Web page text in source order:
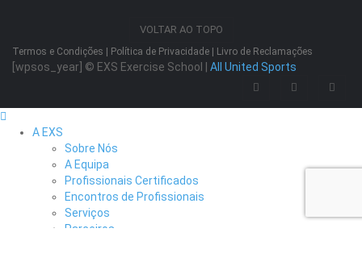
VOLTAR AO TOPO
Termos e Condições Política de Privacidade Livro de Reclamações
[wpsos_year] © EXS Exercise School | All United Sports
A EXS
Sobre Nós
A Equipa
Profissionais Certificados
Encontros de Profissionais
Serviços
Parceiros